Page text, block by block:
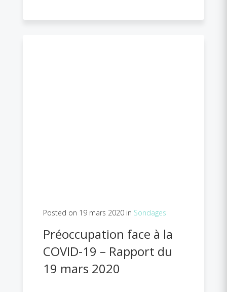
Posted on 19 mars 2020 in Sondages
Préoccupation face à la
COVID-19 – Rapport du
19 mars 2020